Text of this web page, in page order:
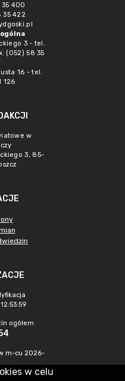
400
35 422
3 - tel.
(052) 58 35
16 - tel.
126
w
3, 85-
ogółem
m-cu 2026-
w celu